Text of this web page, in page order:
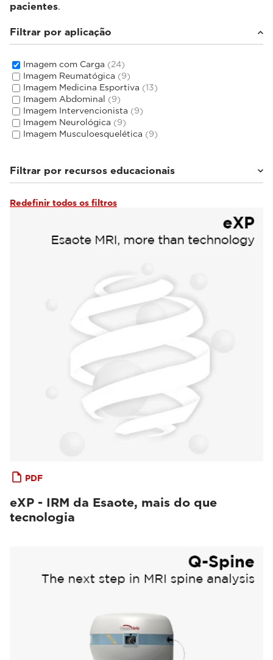
pacientes.
Filtrar por aplicação
Imagem com Carga (24)
Imagem Reumatógica (9)
Imagem Medicina Esportiva (13)
Imagem Abdominal (9)
Imagem Intervencionista (9)
Imagem Neurológica (9)
Imagem Musculoesquelética (9)
Filtrar por recursos educacionais
Documentação clínica
De especialistas (1)
Redefinir todos os filtros
PDF
eXP - IRM da Esaote, mais do que
tecnologia